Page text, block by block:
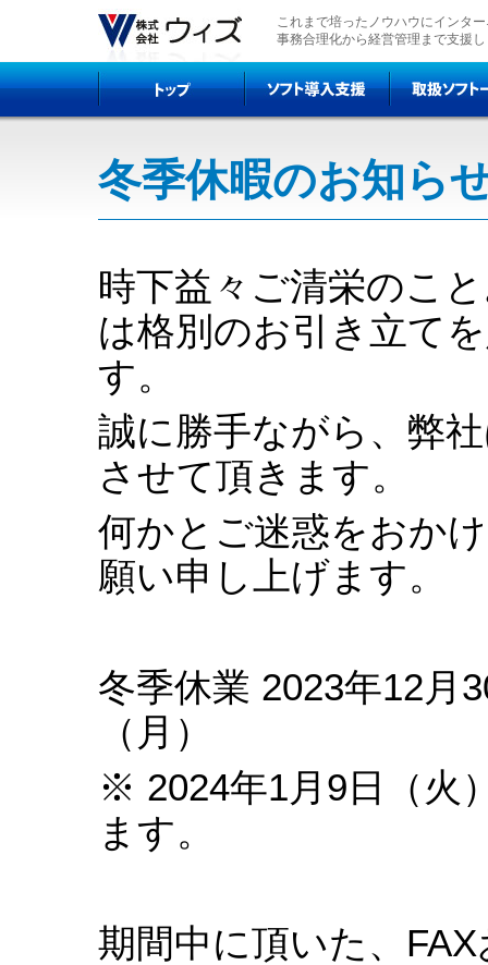
これまで培ったノウハウにインタ
事務合理化から経営管理まで支援
冬季休暇のお知ら
時下益々ご清栄のこ
は格別のお引き立て
す。
誠に勝手ながら、弊
させて頂きます。
何かとご迷惑をおか
願い申し上げます。
冬季休業 2023年12月
（月）
※ 2024年1月9日（火
ます。
期間中に頂いた、